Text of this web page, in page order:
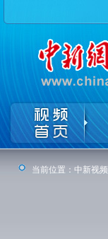
当前位置： 中新视频